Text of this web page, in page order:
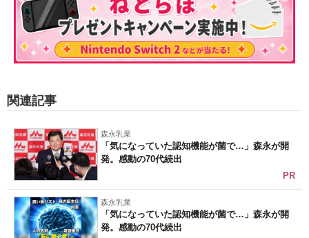
関連記事
森永乳業
「気になっていた認知機能が菌で…」森永が開
発。感動の70代続出
PR
森永乳業
「気になっていた認知機能が菌で…」森永が開
発。感動の70代続出